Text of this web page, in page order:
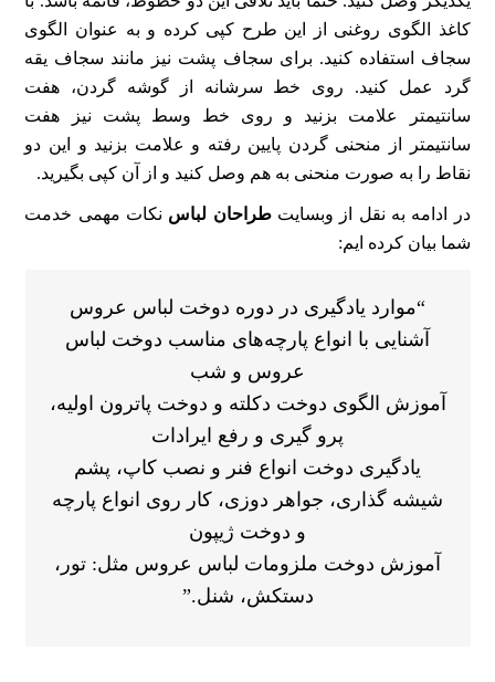
کاغذ الگوی روغنی از این طرح کپی کرده و به عنوان الگوی
سجاف استفاده کنید. برای سجاف پشت نیز مانند سجاف یقه
گرد عمل کنید. روی خط سرشانه از گوشه گردن، هفت
سانتیمتر علامت بزنید و روی خط وسط پشت نیز هفت
سانتیمتر از منحنی گردن پایین رفته و علامت بزنید و این دو
نقاط را به صورت منحنی به هم وصل کنید و از آن کپی بگیرید.
در ادامه به نقل از وبسایتطراحان لباس نکات مهمی خدمت
شما بیان کرده ایم:
“موارد یادگیری در دوره دوخت لباس عروس
آشنایی با انواع پارچه‌های مناسب دوخت لباس
عروس و شب
آموزش الگوی دوخت دکلته و دوخت پاترون اولیه،
پرو گیری و رفع ایرادات
یادگیری دوخت انواع فنر و نصب کاپ، پشم
شیشه گذاری، جواهر دوزی، کار روی انواع پارچه
و دوخت ژیپون
آموزش دوخت ملزومات لباس عروس مثل: تور،
دستکش، شنل.”